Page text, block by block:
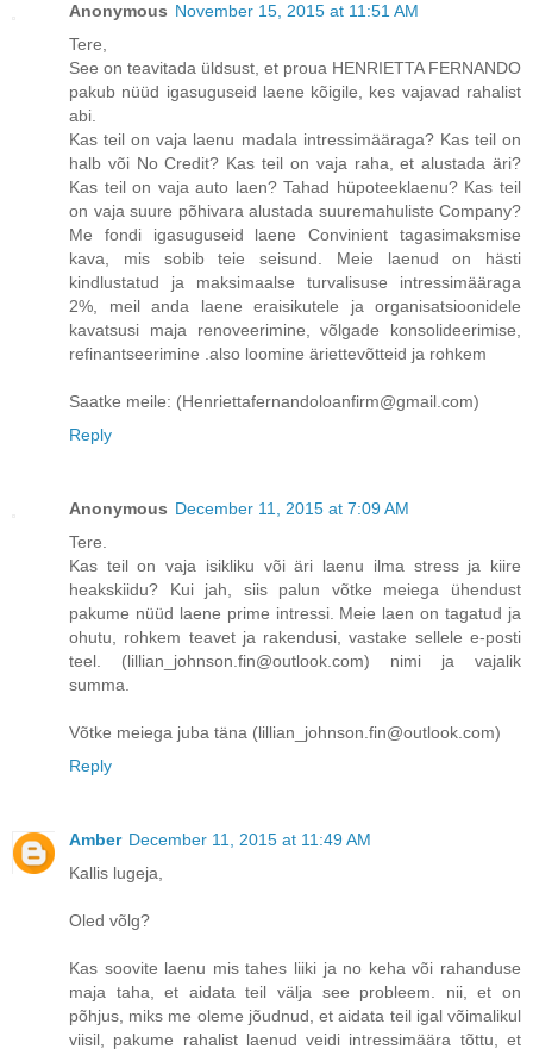
Anonymous November 15, 2015 at 11:51 AM
Tere,
See on teavitada üldsust, et proua HENRIETTA FERNANDO
pakub nüüd igasuguseid laene kõigile, kes vajavad rahalist
abi.
Kas teil on vaja laenu madala intressimääraga? Kas teil on
halb või No Credit? Kas teil on vaja raha, et alustada äri?
Kas teil on vaja auto laen? Tahad hüpoteeklaenu? Kas teil
on vaja suure põhivara alustada suuremahuliste Company?
Me fondi igasuguseid laene Convinient tagasimaksmise
kava, mis sobib teie seisund. Meie laenud on hästi
kindlustatud ja maksimaalse turvalisuse intressimääraga
2%, meil anda laene eraisikutele ja organisatsioonidele
kavatsusi maja renoveerimine, võlgade konsolideerimise,
refinantseerimine .also loomine äriettevõtteid ja rohkem
Saatke meile: (Henriettafernandoloanfirm@gmail.com)
Reply
Anonymous December 11, 2015 at 7:09 AM
Tere.
Kas teil on vaja isikliku või äri laenu ilma stress ja kiire
heakskiidu? Kui jah, siis palun võtke meiega ühendust
pakume nüüd laene prime intressi. Meie laen on tagatud ja
ohutu, rohkem teavet ja rakendusi, vastake sellele e-posti
teel. (lillian_johnson.fin@outlook.com) nimi ja vajalik
summa.
Võtke meiega juba täna (lillian_johnson.fin@outlook.com)
Reply
Amber December 11, 2015 at 11:49 AM
Kallis lugeja,
Oled võlg?
Kas soovite laenu mis tahes liiki ja no keha või rahanduse
maja taha, et aidata teil välja see probleem. nii, et on
põhjus, miks me oleme jõudnud, et aidata teil igal võimalikul
viisil, pakume rahalist laenud veidi intressimäära tõttu, et